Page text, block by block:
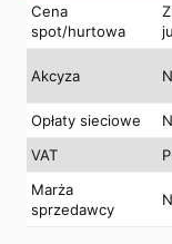
Cena
spot/hurtowa
Akcyza
Opłaty sieciowe
VAT
Marża
sprzedawcy